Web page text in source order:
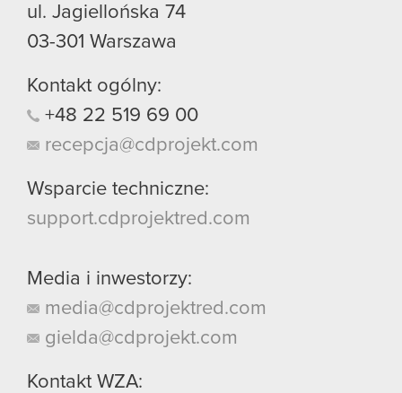
ul. Jagiellońska 74
03-301 Warszawa
Kontakt ogólny:
+48 22 519 69 00
recepcja@cdprojekt.com
Wsparcie techniczne:
support.cdprojektred.com
Media i inwestorzy:
media@cdprojektred.com
gielda@cdprojekt.com
Kontakt WZA: